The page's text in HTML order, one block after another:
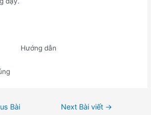
Hướng dẫn
Bài
Next Bài viết →